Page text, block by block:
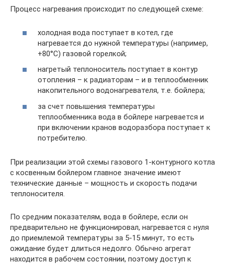
Процесс нагревания происходит по следующей схеме:
холодная вода поступает в котел, где
нагревается до нужной температуры (например,
+80°С) газовой горелкой;
нагретый теплоноситель поступает в контур
отопления – к радиаторам – и в теплообменник
накопительного водонагревателя, т.е. бойлера;
за счет повышения температуры
теплообменника вода в бойлере нагревается и
при включении кранов водоразбора поступает к
потребителю.
При реализации этой схемы газового 1-контурного котла
с косвенным бойлером главное значение имеют
технические данные – мощность и скорость подачи
теплоносителя.
По средним показателям, вода в бойлере, если он
предварительно не функционировал, нагревается с нуля
до приемлемой температуры за 5-15 минут, то есть
ожидание будет длиться недолго. Обычно агрегат
находится в рабочем состоянии, поэтому доступ к